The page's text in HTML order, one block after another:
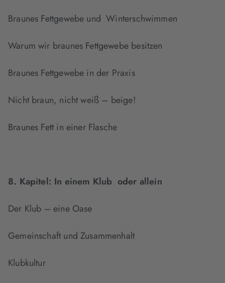
Braunes Fettgewebe und Winterschwimmen
Warum wir braunes Fettgewebe besitzen
Braunes Fettgewebe in der Praxis
Nicht braun, nicht weiß – beige!
Braunes Fett in einer Flasche
8. Kapitel: In einem Klub oder allein
Der Klub – eine Oase
Gemeinschaft und Zusammenhalt
Klubkultur